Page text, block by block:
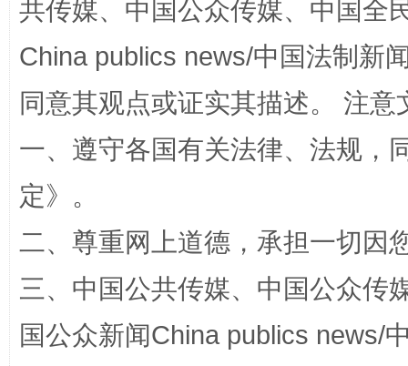
阿坝州三大球赛在茂县开幕 规模
共传媒、中国公众传媒、中国全
China publics news/中国法制新
同意其观点或证实其描述。 注
一、遵守各国有关法律、法规，
定》。
二、尊重网上道德，承担一切因
三、中国公共传媒、中国公众传
国公众新闻China publics news/